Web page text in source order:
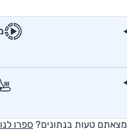
מצאתם טעות בנתונים? ספרו לנו